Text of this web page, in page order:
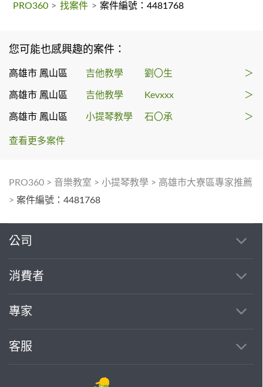
PRO360 > 找案件 > 案件編號：4481768
您可能也感興趣的案件：
高雄市 鳳山區 吉他教學 劉〇生 ＞
高雄市 鳳山區 吉他教學 Kevxxx ＞
高雄市 鳳山區 小提琴教學 石〇承 ＞
查看更多案件
PRO360 > 音樂教室 > 小提琴教學 > 高雄市大寮區專家推薦
> 案件編號：4481768
公司
消費者
專家
客服